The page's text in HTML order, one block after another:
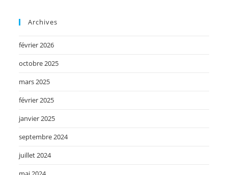
Archives
février 2026
octobre 2025
mars 2025
février 2025
janvier 2025
septembre 2024
juillet 2024